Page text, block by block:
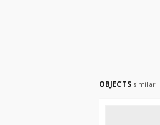
OBJECTS similar